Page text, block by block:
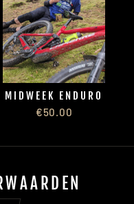
MIDWEEK ENDURO
€50.00